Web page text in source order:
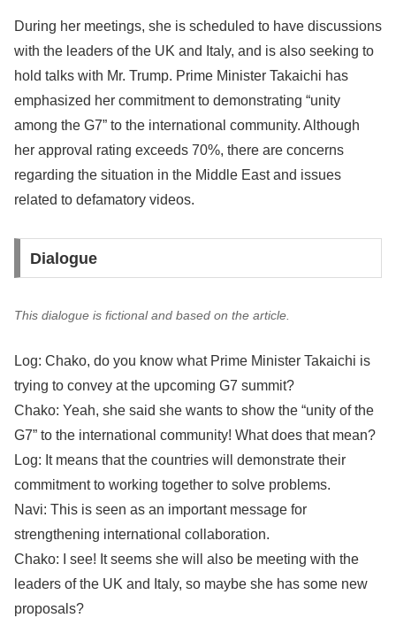
During her meetings, she is scheduled to have discussions
with the leaders of the UK and Italy, and is also seeking to
hold talks with Mr. Trump. Prime Minister Takaichi has
emphasized her commitment to demonstrating “unity
among the G7” to the international community. Although
her approval rating exceeds 70%, there are concerns
regarding the situation in the Middle East and issues
related to defamatory videos.
Dialogue
This dialogue is fictional and based on the article.
Log: Chako, do you know what Prime Minister Takaichi is
trying to convey at the upcoming G7 summit?
Chako: Yeah, she said she wants to show the “unity of the
G7” to the international community! What does that mean?
Log: It means that the countries will demonstrate their
commitment to working together to solve problems.
Navi: This is seen as an important message for
strengthening international collaboration.
Chako: I see! It seems she will also be meeting with the
leaders of the UK and Italy, so maybe she has some new
proposals?